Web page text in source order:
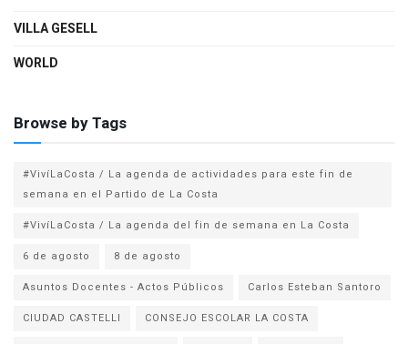
VILLA GESELL
WORLD
Browse by Tags
#VivíLaCosta / La agenda de actividades para este fin de
semana en el Partido de La Costa
#VivíLaCosta / La agenda del fin de semana en La Costa
6 de agosto
8 de agosto
Asuntos Docentes - Actos Públicos
Carlos Esteban Santoro
CIUDAD CASTELLI
CONSEJO ESCOLAR LA COSTA